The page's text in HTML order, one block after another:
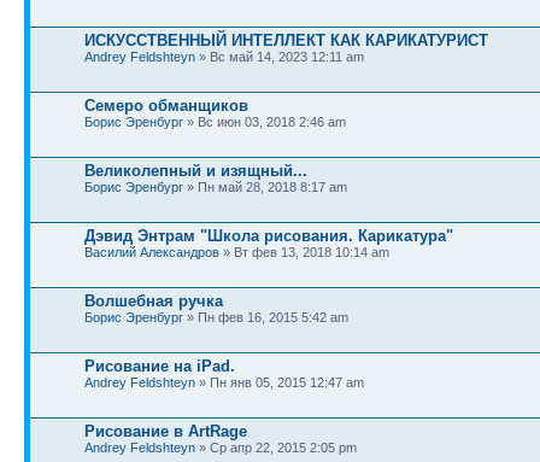
ИСКУССТВЕННЫЙ ИНТЕЛЛЕКТ КАК КАРИКАТУРИСТ
Andrey Feldshteyn » Вс май 14, 2023 12:11 am
Семеро обманщиков
Борис Эренбург » Вс июн 03, 2018 2:46 am
Великолепный и изящный...
Борис Эренбург » Пн май 28, 2018 8:17 am
Дэвид Энтрам "Школа рисования. Карикатура"
Василий Александров » Вт фев 13, 2018 10:14 am
Волшебная ручка
Борис Эренбург » Пн фев 16, 2015 5:42 am
Рисование на iPad.
Andrey Feldshteyn » Пн янв 05, 2015 12:47 am
Рисование в ArtRage
Andrey Feldshteyn » Ср апр 22, 2015 2:05 pm